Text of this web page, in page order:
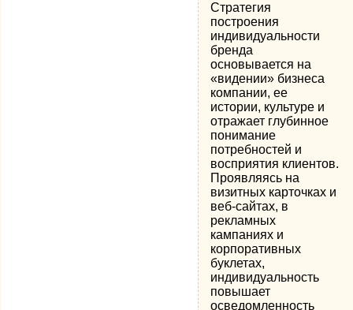
Стратегия
построения
индивидуальности
бренда
основывается на
«видении» бизнеса
компании, ее
истории, культуре и
отражает глубинное
понимание
потребностей и
восприятия клиентов.
Проявляясь на
визитных карточках и
веб-сайтах, в
рекламных
кампаниях и
корпоративных
буклетах,
индивидуальность
повышает
осведомленность